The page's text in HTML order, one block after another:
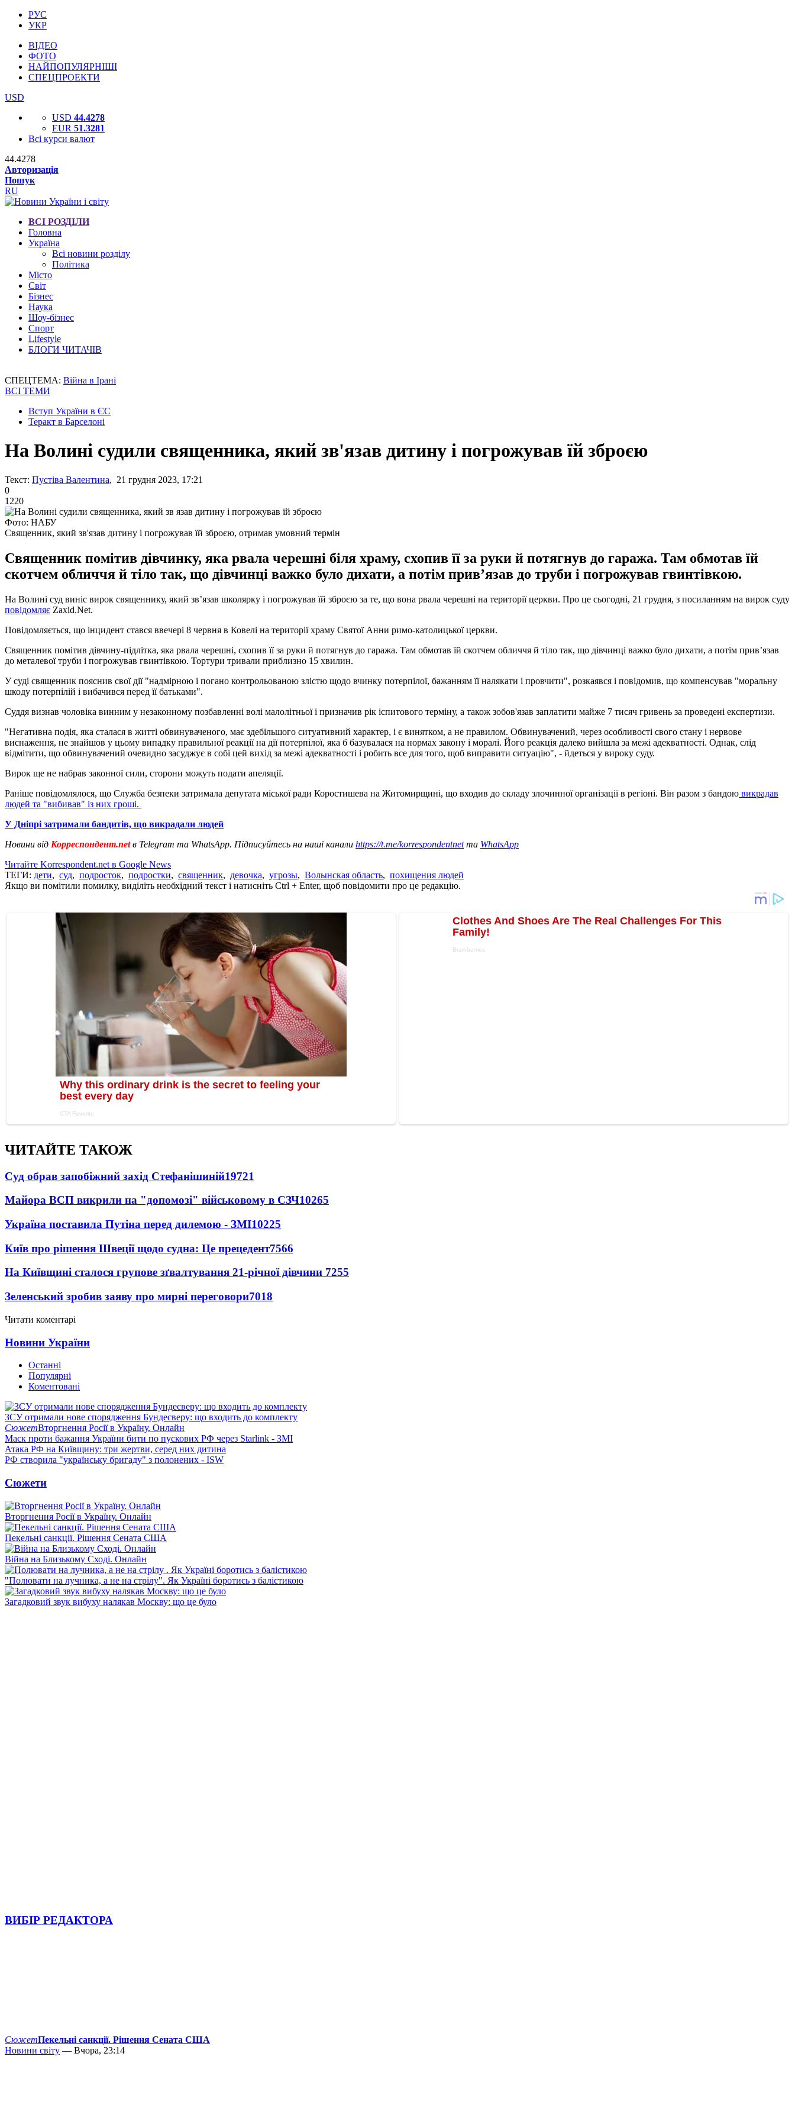
РУС
УКР
ВІДЕО
ФОТО
НАЙПОПУЛЯРНІШІ
СПЕЦПРОЕКТИ
USD
USD 44.4278
EUR 51.3281
Всі курси валют
44.4278
Авторизація
Пошук
RU
ВСІ РОЗДІЛИ
Головна
Україна
Всі новини розділу
Політика
Місто
Світ
Бізнес
Наука
Шоу-бізнес
Спорт
Lifestyle
БЛОГИ ЧИТАЧІВ
СПЕЦТЕМА: Війна в Ірані
ВСІ ТЕМИ
Вступ України в ЄС
Теракт в Барселоні
На Волині судили священника, який зв'язав дитину і погрожував їй зброєю
Текст: Пустіва Валентина, 21 грудня 2023, 17:21
0
1220
Фото: НАБУ
Священник, який зв'язав дитину і погрожував їй зброєю, отримав умовний термін
Священник помітив дівчинку, яка рвала черешні біля храму, схопив її за руки й потягнув до гаража. Там обмотав їй
скотчем обличчя й тіло так, що дівчинці важко було дихати, а потім прив’язав до труби і погрожував гвинтівкою.
На Волині суд виніс вирок священнику, який зв’язав школярку і погрожував їй зброєю за те, що вона рвала черешні на території церкви. Про це сьогодні, 21 грудня, з посиланням на вирок суду
повідомляє Zaxid.Net.
Повідомляється, що інцидент стався ввечері 8 червня в Ковелі на території храму Святої Анни римо-католицької церкви.
Священник помітив дівчину-підлітка, яка рвала черешні, схопив її за руки й потягнув до гаража. Там обмотав їй скотчем обличчя й тіло так, що дівчинці важко було дихати, а потім прив’язав
до металевої труби і погрожував гвинтівкою. Тортури тривали приблизно 15 хвилин.
У суді священник пояснив свої дії "надмірною і погано контрольованою злістю щодо вчинку потерпілої, бажанням її налякати і провчити", розкаявся і повідомив, що компенсував "моральну
шкоду потерпілій і вибачився перед її батьками".
Суддя визнав чоловіка винним у незаконному позбавленні волі малолітньої і призначив рік іспитового терміну, а також зобов'язав заплатити майже 7 тисяч гривень за проведені експертизи.
"Негативна подія, яка сталася в житті обвинуваченого, має здебільшого ситуативний характер, і є винятком, а не правилом. Обвинувачений, через особливості свого стану і нервове
виснаження, не знайшов у цьому випадку правильної реакції на дії потерпілої, яка б базувалася на нормах закону і моралі. Його реакція далеко вийшла за межі адекватності. Однак, слід
відмітити, що обвинувачений очевидно засуджує в собі цей вихід за межі адекватності і робить все для того, щоб виправити ситуацію", - йдеться у вироку суду.
Вирок ще не набрав законної сили, сторони можуть подати апеляції.
Раніше повідомлялося, що Служба безпеки затримала депутата міської ради Коростишева на Житомирщині, що входив до складу злочинної організації в регіоні. Він разом з бандою викрадав
людей та "вибивав" із них гроші.
У Дніпрі затримали бандитів, що викрадали людей
Новини від Корреспондент.netв Telegram та WhatsApp. Підписуйтесь на наші канали https://t.me/korrespondentnetта WhatsApp
Читайте Korrespondent.net в Google News
ТЕГИ: дети, суд, подросток, подростки, священник, девочка, угрозы, Волынская область, похищения людей
Якщо ви помітили помилку, виділіть необхідний текст і натисніть Ctrl + Enter, щоб повідомити про це редакцію.
ЧИТАЙТЕ ТАКОЖ
Суд обрав запобіжний захід Стефанішиній19721
Майора ВСП викрили на "допомозі" військовому в СЗЧ10265
Україна поставила Путіна перед дилемою - ЗМІ10225
Київ про рішення Швеції щодо судна: Це прецедент7566
На Київщині сталося групове зґвалтування 21-річної дівчини 7255
Зеленський зробив заяву про мирні переговори7018
Читати коментарі
Новини України
Останні
Популярні
Коментовані
ЗСУ отримали нове спорядження Бундесверу: що входить до комплекту
СюжетВторгнення Росії в Україну. Онлайн
Маск проти бажання України бити по пускових РФ через Starlink - ЗМІ
Атака РФ на Київщину: три жертви, серед них дитина
РФ створила "українську бригаду" з полонених - ISW
Сюжети
Вторгнення Росії в Україну. Онлайн
Пекельні санкції. Рішення Сената США
Війна на Близькому Сході. Онлайн
"Полювати на лучника, а не на стрілу". Як Україні боротись з балістикою
Загадковий звук вибуху налякав Москву: що це було
ВИБІР РЕДАКТОРА
СюжетПекельні санкції. Рішення Сената США
Новини світу — Вчора, 23:14